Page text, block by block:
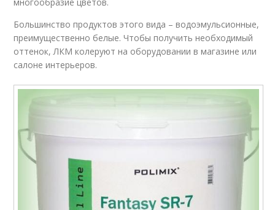
Большинство продуктов этого вида – водоэмульсионные,
преимущественно белые. Чтобы получить необходимый
оттенок, ЛКМ колеруют на оборудовании в магазине или
салоне интерьеров.